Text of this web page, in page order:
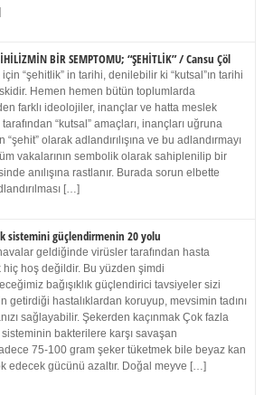
BİR SEMPTOMU; “ŞEHİTLİK” / Cansu Çöl
için “şehitlik” in tarihi, denilebilir ki “kutsal”ın tarihi
Hemen hemen bütün toplumlarda
farklı ideolojiler, inançlar ve hatta meslek
tarafından “kutsal” amaçları, inançları uğruna
“şehit” olarak adlandırılışına ve bu adlandırmayı
vakalarının sembolik olarak sahiplenilip bir
anılışına rastlanır. Burada sorun elbette
[…]
sistemini güçlendirmenin 20 yolu
geldiğinde virüsler tarafından hasta
hiç hoş değildir. Bu yüzden şimdi
bağışıklık güçlendirici tavsiyeler sizi
getirdiği hastalıklardan koruyup, mevsimin tadını
sağlayabilir. Şekerden kaçınmak Çok fazla
sisteminin bakterilere karşı savaşan
75-100 gram şeker tüketmek bile beyaz kan
edecek gücünü azaltır. Doğal meyve […]